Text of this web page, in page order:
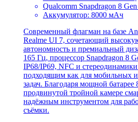
Qualcomm Snapdragon 8
Аккумулятор: 8000 мАч
Современный флагман на базе
Realme UI 7, сочетающий
автономность и премиальный
165 Гц, процессор Snapdragon 8
IP68/IP69, NFC и
подходящим как для мобильных
задач. Благодаря мощной
продвинутой тройной камере
надёжным инструментом для
съёмки.